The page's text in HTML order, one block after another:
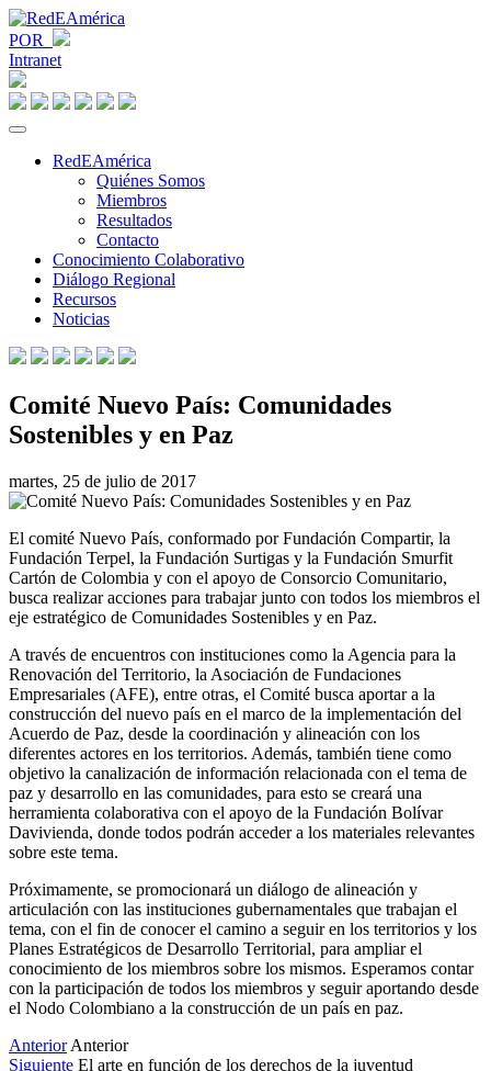
POR
Intranet
RedEAmérica
Quiénes Somos
Miembros
Resultados
Contacto
Conocimiento Colaborativo
Diálogo Regional
Recursos
Noticias
Comité Nuevo País: Comunidades
Sostenibles y en Paz
martes, 25 de julio de 2017
El comité Nuevo País, conformado por Fundación Compartir, la
Fundación Terpel, la Fundación Surtigas y la Fundación Smurfit
Cartón de Colombia y con el apoyo de Consorcio Comunitario,
busca realizar acciones para trabajar junto con todos los miembros el
eje estratégico de Comunidades Sostenibles y en Paz.
A través de encuentros con instituciones como la Agencia para la
Renovación del Territorio, la Asociación de Fundaciones
Empresariales (AFE), entre otras, el Comité busca aportar a la
construcción del nuevo país en el marco de la implementación del
Acuerdo de Paz, desde la coordinación y alineación con los
diferentes actores en los territorios. Además, también tiene como
objetivo la canalización de información relacionada con el tema de
paz y desarrollo en las comunidades, para esto se creará una
herramienta colaborativa con el apoyo de la Fundación Bolívar
Davivienda, donde todos podrán acceder a los materiales relevantes
sobre este tema.
Próximamente, se promocionará un diálogo de alineación y
articulación con las instituciones gubernamentales que trabajan el
tema, con el fin de conocer el camino a seguir en los territorios y los
Planes Estratégicos de Desarrollo Territorial, para ampliar el
conocimiento de los miembros sobre los mismos. Esperamos contar
con la participación de todos los miembros y seguir aportando desde
el Nodo Colombiano a la construcción de un país en paz.
Anterior Anterior
Siguiente El arte en función de los derechos de la juventud